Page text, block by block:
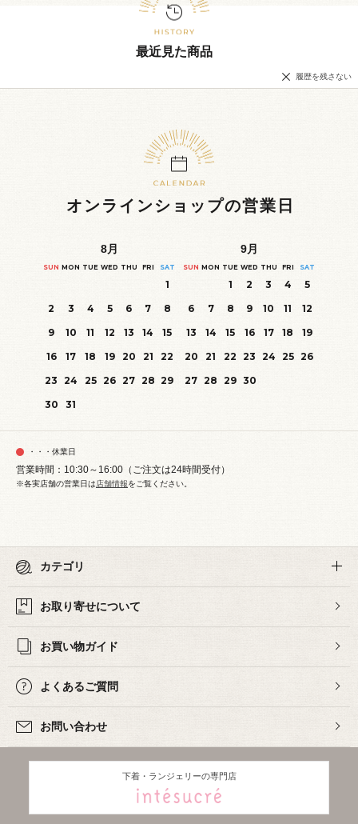
最近見た商品
履歴を残さない
オンラインショップの営業日
8月
SUN MON TUE WED THU FRI SAT
1
2
3 4 5 6 7
8
9
10 11 12 13 14
15
16
17 18 19 20 21
22
23 24 25 26 27 28 29
30
31
9月
SUN MON TUE WED THU FRI SAT
1 2 3 4
5
6
7 8 9 10 11
12
13
14 15 16 17 18
19
20
21 22 23 24 25 26
27 28 29 30
・・・休業日
営業時間：10:30～16:00（ご注文は24時間受付）
※各実店舗の営業日は店舗情報をご覧ください。
カテゴリ
お取り寄せについて
お買い物ガイド
よくあるご質問
お問い合わせ
下着・ランジェリーの専門店